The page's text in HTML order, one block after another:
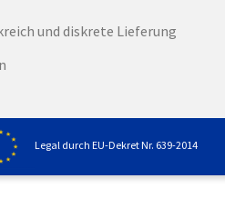
und diskrete Lieferung
Legal durch EU-Dekret Nr. 639-2014